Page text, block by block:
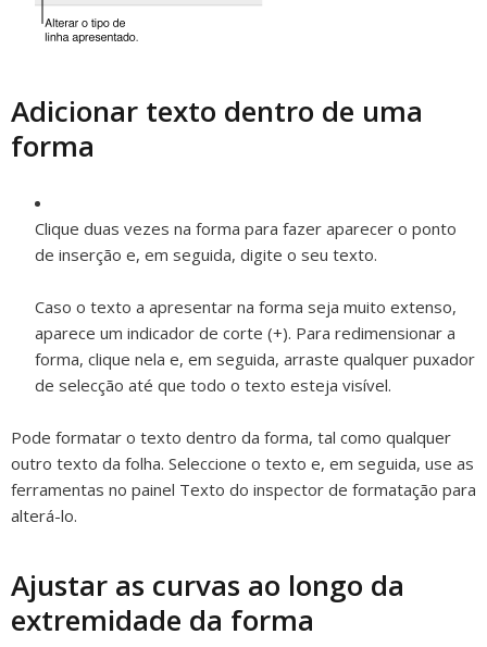
Adicionar texto dentro de uma
forma
Clique duas vezes na forma para fazer aparecer o ponto
de inserção e, em seguida, digite o seu texto.
Caso o texto a apresentar na forma seja muito extenso,
aparece um indicador de corte (+). Para redimensionar a
forma, clique nela e, em seguida, arraste qualquer puxador
de selecção até que todo o texto esteja visível.
Pode formatar o texto dentro da forma, tal como qualquer
outro texto da folha. Seleccione o texto e, em seguida, use as
ferramentas no painel Texto do inspector de formatação para
alterá-lo.
Ajustar as curvas ao longo da
extremidade da forma